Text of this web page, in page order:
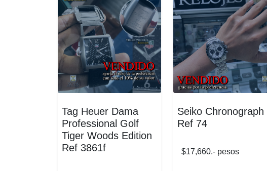
Tag Heuer Dama
Professional Golf
Tiger Woods Edition
Ref 3861f
Seiko Chronograph
Ref 74
$17,660.- pesos